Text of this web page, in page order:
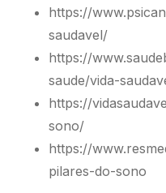
https://
saudavel/
https://
saude/vida-
https://
sono/
https://
pilares-do-sono